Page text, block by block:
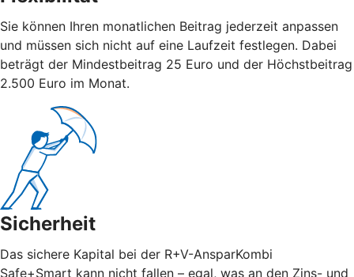
Sie können Ihren monatlichen Beitrag jederzeit anpassen
und müssen sich nicht auf eine Laufzeit festlegen. Dabei
beträgt der Mindestbeitrag 25 Euro und der Höchstbeitrag
2.500 Euro im Monat.
Sicherheit
Das sichere Kapital bei der R+V-AnsparKombi
Safe+Smart kann nicht fallen – egal, was an den Zins- und